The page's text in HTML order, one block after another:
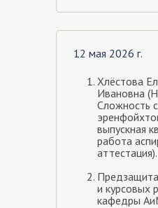
12 мая 2026 г.
Хлёстова
Ивановна
Сложность
выпускная
работа
аттестация).
и курсовых
кафедры